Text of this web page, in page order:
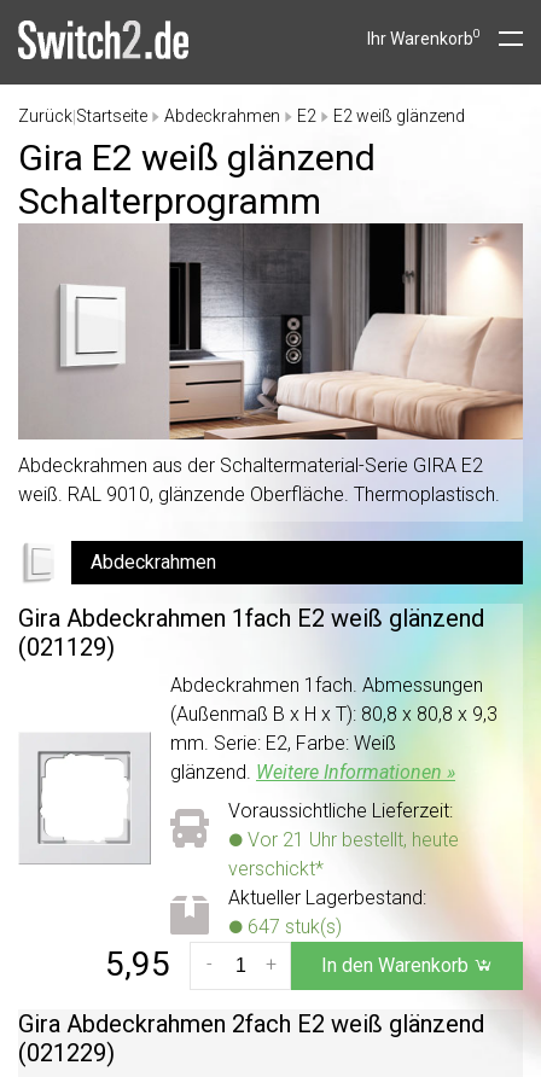
Ihr Warenkorb0
Zurück Startseite Abdeckrahmen E2 E2 weiß glänzend
Gira E2 weiß glänzend
Schalterprogramm
Abdeckrahmen aus der Schaltermaterial-Serie GIRA E2
weiß. RAL 9010, glänzende Oberfläche. Thermoplastisch.
Abdeckrahmen
Gira Abdeckrahmen 1fach E2 weiß glänzend
(021129)
Abdeckrahmen 1fach. Abmessungen
(Außenmaß B x H x T): 80,8 x 80,8 x 9,3
mm. Serie: E2, Farbe: Weiß
glänzend. Weitere Informationen »
Voraussichtliche Lieferzeit:
Vor 21 Uhr bestellt, heute
verschickt*
Aktueller Lagerbestand:
647 stuk(s)
5,95 +
- In den Warenkorb
Gira Abdeckrahmen 2fach E2 weiß glänzend
(021229)